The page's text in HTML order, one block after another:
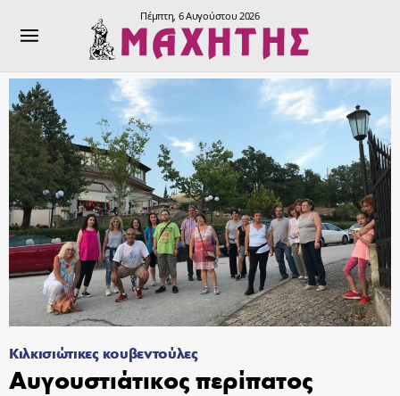
Πέμπτη, 6 Αυγούστου 2026
Κιλκισιώτικες κουβεντούλες
Αυγουστιάτικος περίπατος